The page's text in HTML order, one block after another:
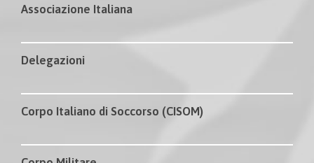
Associazione Italiana
Delegazioni
Corpo Italiano di Soccorso (CISOM)